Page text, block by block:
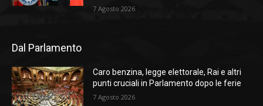
7 Agosto 2026
Dal Parlamento
Caro benzina, legge elettorale, Rai e altri
punti cruciali in Parlamento dopo le ferie
7 Agosto 2026